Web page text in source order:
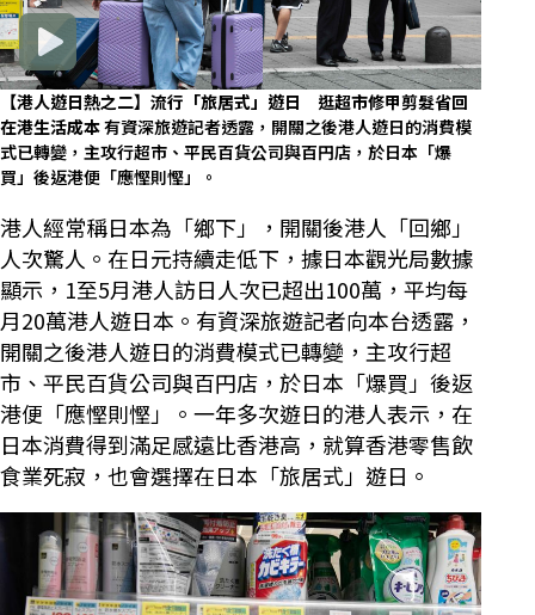
【港人遊日熱之二】流行「旅居式」遊日 逛超市修甲剪髮省回
在港生活成本有資深旅遊記者透露，開關之後港人遊日的消費模
式已轉變，主攻行超市、平民百貨公司與百円店，於日本「爆
買」後返港便「應慳則慳」。
港人經常稱日本為「鄉下」，開關後港人「回鄉」
人次驚人。在日元持續走低下，據日本觀光局數據
顯示，1至5月港人訪日人次已超出100萬，平均每
月20萬港人遊日本。有資深旅遊記者向本台透露，
開關之後港人遊日的消費模式已轉變，主攻行超
市、平民百貨公司與百円店，於日本「爆買」後返
港便「應慳則慳」。一年多次遊日的港人表示，在
日本消費得到滿足感遠比香港高，就算香港零售飲
食業死寂，也會選擇在日本「旅居式」遊日。